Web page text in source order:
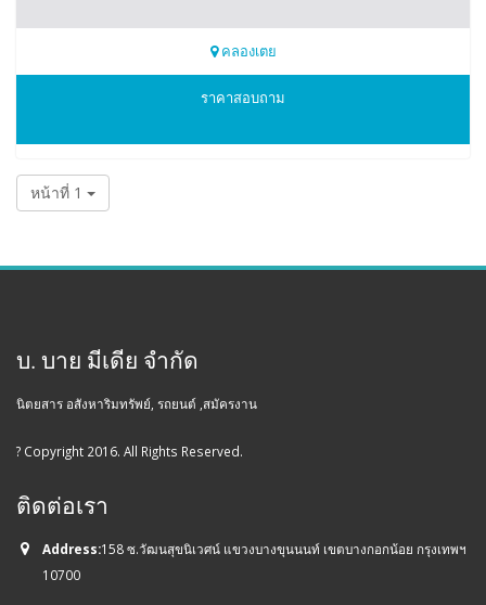
0613629235
คลองเตย
ราคาสอบถาม
หน้าที่ 1
บ. บาย มีเดีย จำกัด
นิตยสาร อสังหาริมทรัพย์, รถยนต์ ,สมัครงาน
? Copyright 2016. All Rights Reserved.
ติดต่อเรา
Address:158 ซ.วัฒนสุขนิเวศน์ แขวงบางขุนนนท์ เขตบางกอกน้อย กรุงเทพฯ
10700